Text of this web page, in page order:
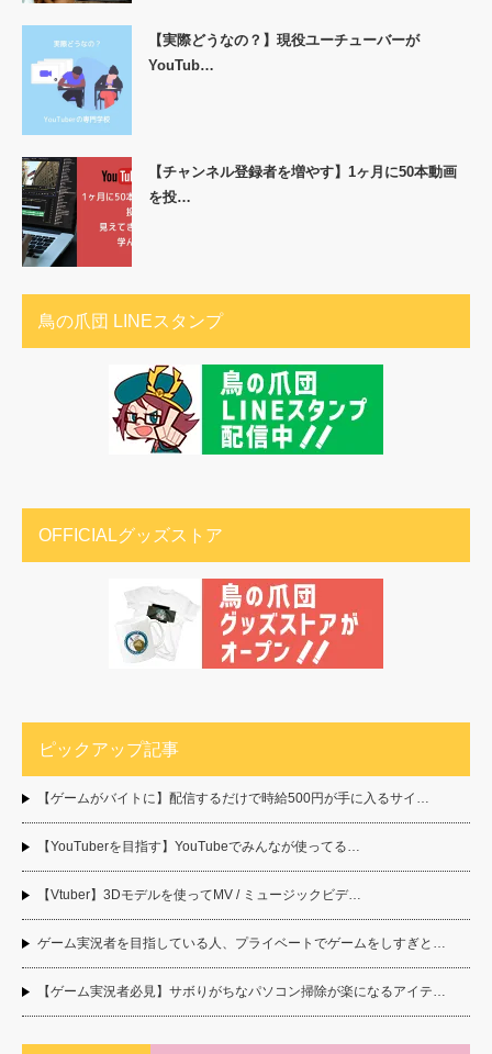
【実際どうなの？】現役ユーチューバーが
YouTub…
【チャンネル登録者を増やす】1ヶ月に50本動画
を投…
鳥の爪団 LINEスタンプ
OFFICIALグッズストア
ピックアップ記事
【ゲームがバイトに】配信するだけで時給500円が手に入るサイ…
【YouTuberを目指す】YouTubeでみんなが使ってる…
【Vtuber】3Dモデルを使ってMV / ミュージックビデ…
ゲーム実況者を目指している人、プライベートでゲームをしすぎと…
【ゲーム実況者必見】サボりがちなパソコン掃除が楽になるアイテ…